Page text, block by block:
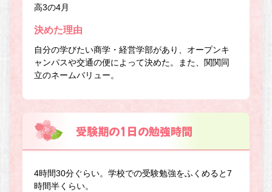
高3の4月
決めた理由
自分の学びたい商学・経営学部があり、オープンキ
ャンパスや交通の便によって決めた。また、関関同
立のネームバリュー。
受験期の1日の勉強時間
4時間30分ぐらい。学校での受験勉強をふくめると7
時間半くらい。